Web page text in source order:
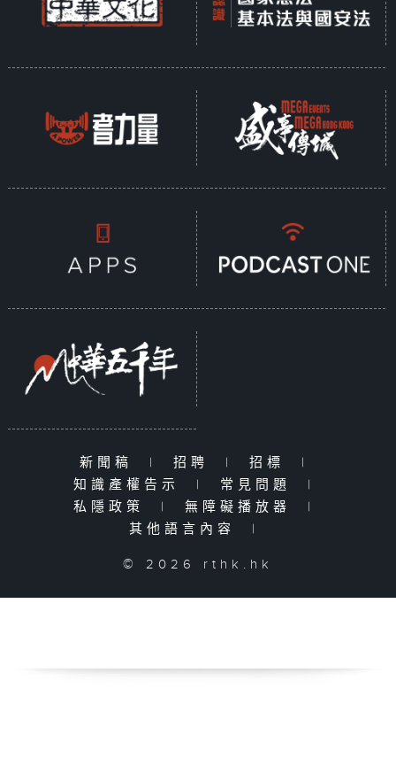
新聞稿 | 招聘 | 招標
|
知識產權告示
| 常見問題
|
私隱政策
| 無障礙播放器
|
其他語言內容
|
© 2026 rthk.hk